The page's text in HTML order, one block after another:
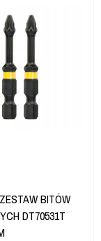
BITÓW
DT70531T